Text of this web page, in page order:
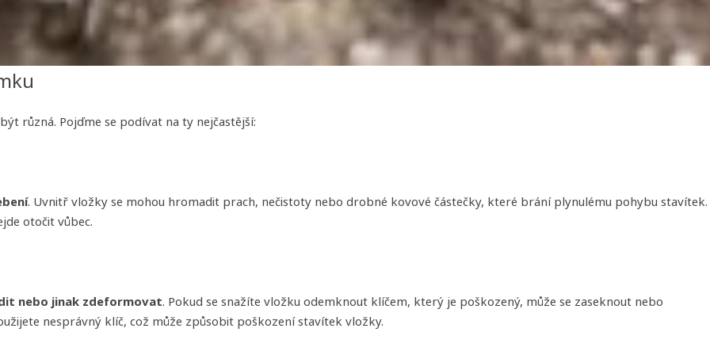
různá. Pojďme se podívat na ty nejčastější:
. Uvnitř vložky se mohou hromadit prach, nečistoty nebo drobné kovové částečky, které brání plynulému pohybu stavítek.
otočit vůbec.
nebo jinak zdeformovat. Pokud se snažíte vložku odemknout klíčem, který je poškozený, může se zaseknout nebo
nesprávný klíč, což může způsobit poškození stavítek vložky.